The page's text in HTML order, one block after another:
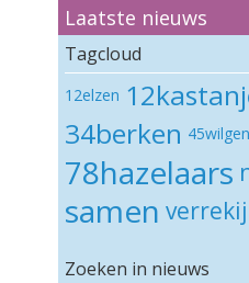
Laatste nieuws
Tagcloud
12elzen
34berken 45wilgen
78hazelaars
samen
Zoeken in nieuws